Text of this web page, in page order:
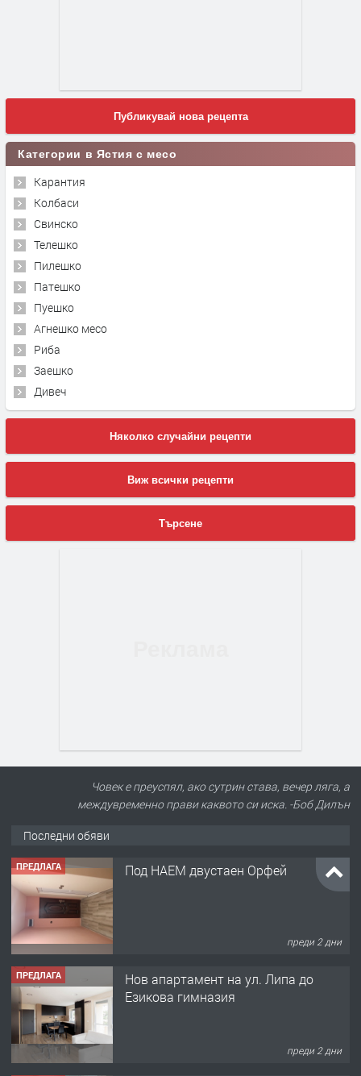
Публикувай нова рецепта
Категории в Ястия с месо
Карантия
Колбаси
Свинско
Телешко
Пилешко
Патешко
Пуешко
Агнешко месо
Риба
Заешко
Дивеч
Няколко случайни рецепти
Виж всички рецепти
Търсене
Човек е преуспял, ако сутрин става, вечер ляга, а
междувременно прави каквото си иска. -Боб Дилън
Последни обяви
ПРЕДЛАГА Под НАЕМ двустаен Орфей
преди 2 дни
ПРЕДЛАГА
Нов апартамент на ул. Липа до
Езикова гимназия
преди 2 дни